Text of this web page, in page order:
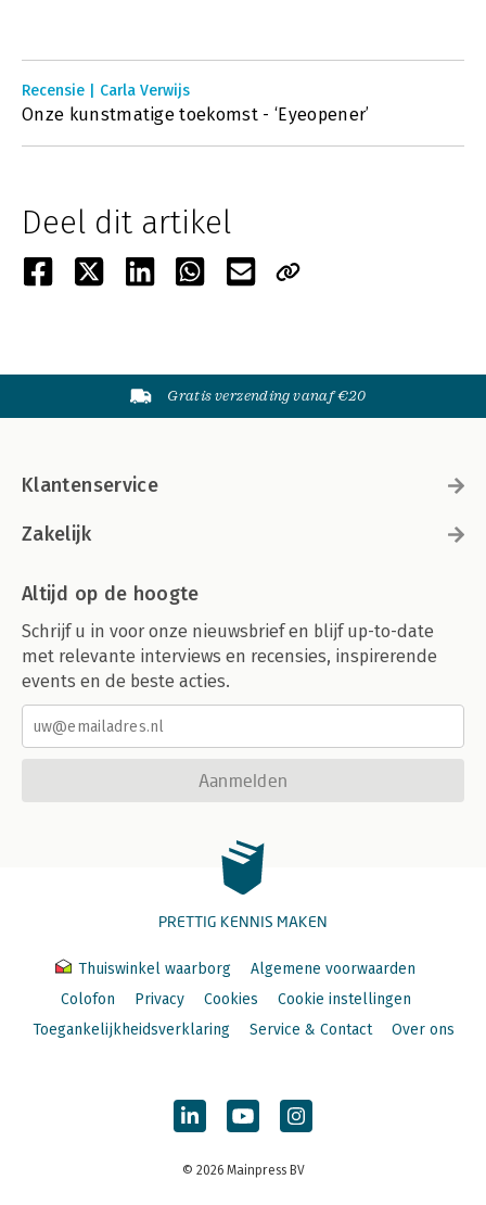
Recensie | Carla Verwijs
Onze kunstmatige toekomst - ‘Eyeopener’
Deel dit artikel
Gratis verzending vanaf €20
Klantenservice
Zakelijk
Altijd op de hoogte
Schrijf u in voor onze nieuwsbrief en blijf up-to-date
met relevante interviews en recensies, inspirerende
events en de beste acties.
Aanmelden
PRETTIG KENNIS MAKEN
Thuiswinkel waarborg
Algemene voorwaarden
Colofon
Privacy Cookies
Cookie instellingen
Toegankelijkheidsverklaring
Service & Contact Over ons
© 2026 Mainpress BV